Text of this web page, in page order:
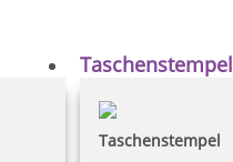
Taschenstempel
Taschenstempel